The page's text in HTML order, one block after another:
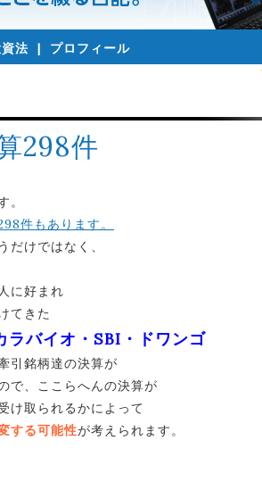
法 | プロフィール
298件
。
件もあります。
だけではなく、
に好まれ
てきた
ラバイオ・SBI・ドワンゴ
引銘柄達の決算が
で、ここらへんの決算が
け取られるかによって
する可能性が考えられます。